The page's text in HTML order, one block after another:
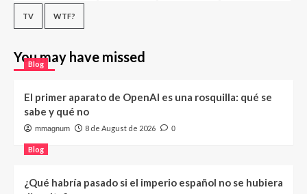
TV WTF?
You may have missed
Blog
El primer aparato de OpenAI es una rosquilla: qué se
sabe y qué no
mmagnum 8 de August de 2026 0
Blog
¿Qué habría pasado si el imperio español no se hubiera